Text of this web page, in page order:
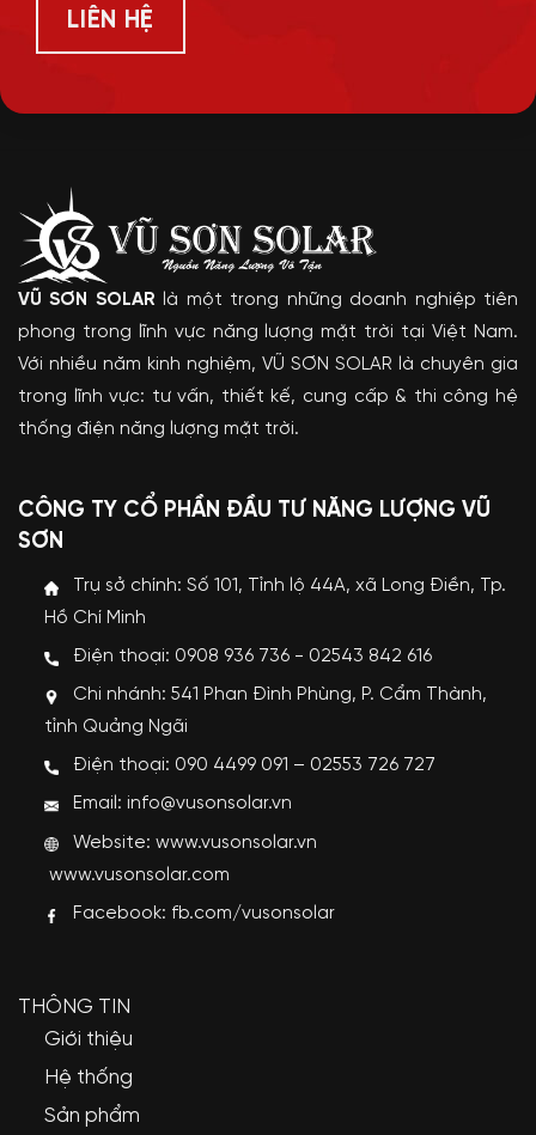
LIÊN HỆ
VŨ SƠN SOLAR là một trong những doanh nghiệp tiên
phong trong lĩnh vực năng lượng mặt trời tại Việt Nam.
Với nhiều năm kinh nghiệm, VŨ SƠN SOLAR là chuyên gia
trong lĩnh vực: tư vấn, thiết kế, cung cấp & thi công hệ
thống điện năng lượng mặt trời.
CÔNG TY CỔ PHẦN ĐẦU TƯ NĂNG LƯỢNG VŨ
SƠN
Trụ sở chính: Số 101, Tỉnh lộ 44A, xã Long Điền, Tp.
Hồ Chí Minh
Điện thoại: 0908 936 736 - 02543 842 616
Chi nhánh: 541 Phan Đình Phùng, P. Cẩm Thành,
tỉnh Quảng Ngãi
Điện thoại: 090 4499 091 – 02553 726 727
Email: info@vusonsolar.vn
Website:www.vusonsolar.vn
www.vusonsolar.com
Facebook: fb.com/vusonsolar
THÔNG TIN
Giới thiệu
Hệ thống
Sản phẩm